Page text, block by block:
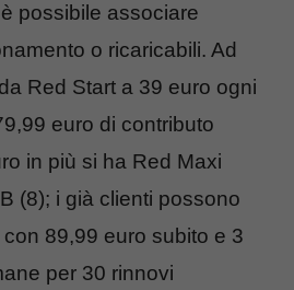
possibile associare
o ricaricabili. Ad
Red Start a 39 euro ogni
euro di contributo
in più si ha Red Maxi
(8); i già clienti possono
89,99 euro subito e 3
per 30 rinnovi